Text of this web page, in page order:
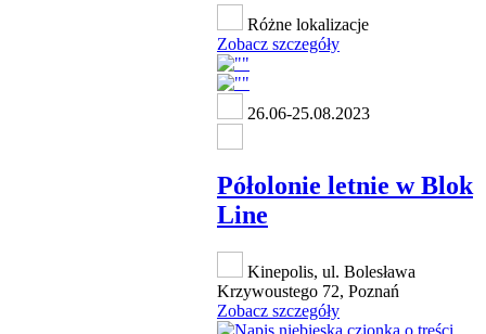
Różne lokalizacje
Zobacz szczegóły
26.06-25.08.2023
Półolonie letnie w Blok
Line
Kinepolis, ul. Bolesława
Krzywoustego 72, Poznań
Zobacz szczegóły